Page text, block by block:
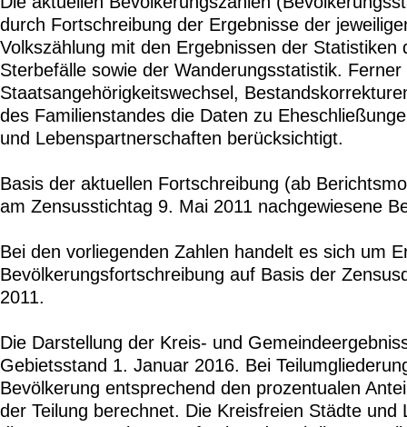
durch Fortschreibung der Ergebnisse der
Volkszählung mit den Ergebnissen der Statistiken
Sterbefälle sowie der Wanderungsstatistik. Ferner
Staatsangehörigkeitswechsel,
des Familienstandes die Daten zu
und Lebenspartnerschaften berücksichtigt.
Basis der aktuellen Fortschreibung (ab
am Zensusstichtag 9. Mai 2011 nachgewiesene
Bei den vorliegenden Zahlen handelt es sich um
Bevölkerungsfortschreibung auf Basis der
2011.
Die Darstellung der Kreis- und
Gebietsstand 1. Januar 2016. Bei
Bevölkerung entsprechend den prozentualen
der Teilung berechnet. Die Kreisfreien Städte und